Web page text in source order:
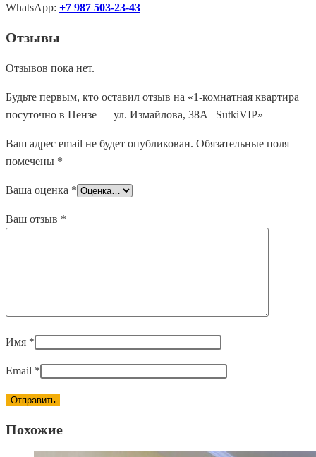
WhatsApp: +7 987 503-23-43
Отзывы
Отзывов пока нет.
Будьте первым, кто оставил отзыв на «1-комнатная квартира
посуточно в Пензе — ул. Измайлова, 38А | SutkiVIP»
Ваш адрес email не будет опубликован. Обязательные поля
помечены *
Ваша оценка *
Ваш отзыв *
Имя *
Email *
Похожие